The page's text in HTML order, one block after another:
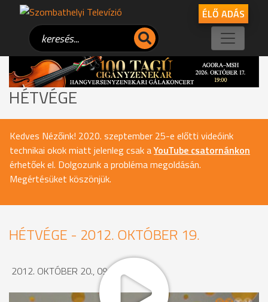
ÉLŐ ADÁS
HÉTVÉGE
Kedves Nézőink! 2020. szeptember 25-e előtti videóink
technikai okok miatt jelenleg csak aYouTube csatornánkon
érhetőek el. Dolgozunk a probléma megoldásán.
Megértésüket köszönjük.
HÉTVÉGE - 2012. OKTÓBER 19.
2012. OKTÓBER 20., 09:48